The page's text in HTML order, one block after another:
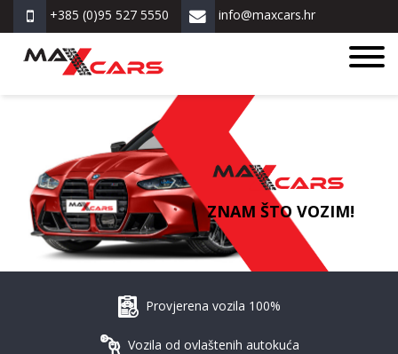
+385 (0)95 527 5550 info@maxcars.hr
ZNAM ŠTO VOZIM!
Provjerena vozila 100%
Vozila od ovlaštenih autokuća